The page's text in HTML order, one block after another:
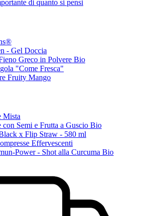
di quanto si pensi
- Gel Doccia
Greco in Polvere Bio
"Come Fresca"
Fruity Mango
Mista
con Semi e Frutta a Guscio Bio
x Flip Straw - 580 ml
Effervescenti
Power - Shot alla Curcuma Bio